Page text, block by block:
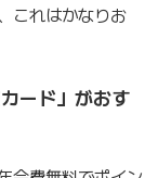
これはかなりお
ード」がおす